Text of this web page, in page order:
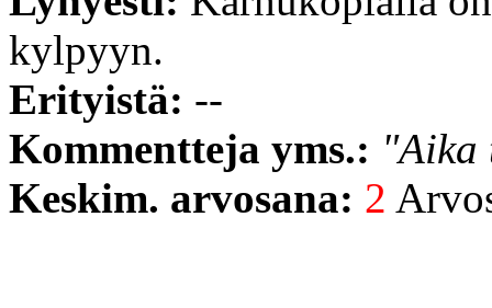
kylpyyn.
Erityistä: --
Kommentteja yms.: "Aika
Keskim. arvosana: 2